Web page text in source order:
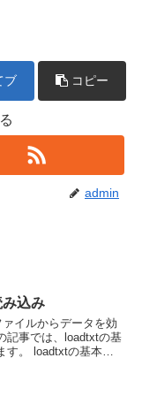
ブ コピー
admin
込み
イルからデータを効
記事では、loadtxtの基
す。 loadtxtの基本的